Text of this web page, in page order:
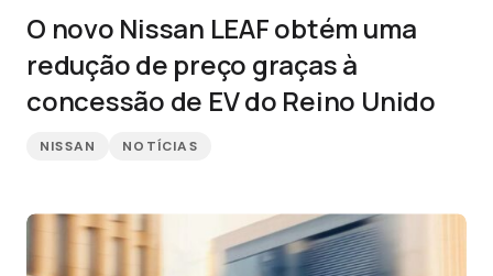
O novo Nissan LEAF obtém uma
redução de preço graças à
concessão de EV do Reino Unido
NISSAN NOTÍCIAS